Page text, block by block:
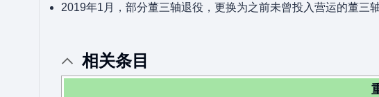
2019年1月，部分董三轴退役，更换为之前未曾投入营运的董三
相关条目